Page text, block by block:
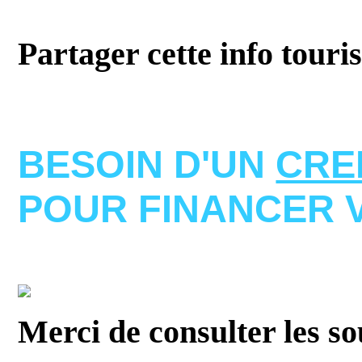
Partager cette info
BESOIN D'UN
POUR FINANCER
Merci de consulter les